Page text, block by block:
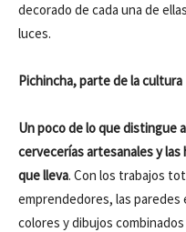
decorado de cada una de
luces.
Pichincha, parte de la cultura
Un poco de lo que distingue
cervecerías artesanales y
que lleva. Con los trabajos
emprendedores, las
colores y dibujos